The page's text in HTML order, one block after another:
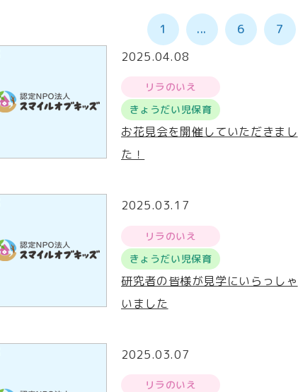
1 ... 6 7
2025.04.08
リラのいえ
きょうだい児保育
お花見会を開催していただきまし
た！
2025.03.17
リラのいえ
きょうだい児保育
研究者の皆様が見学にいらっしゃ
いました
2025.03.07
リラのいえ